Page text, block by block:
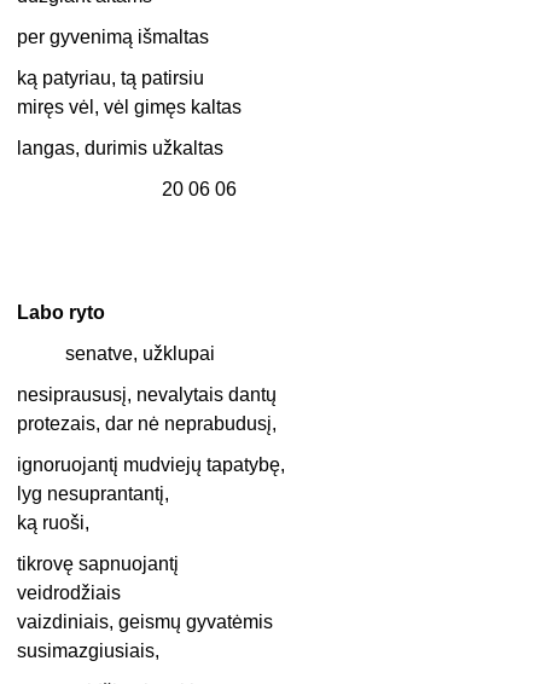
per gyvenimą išmaltas
ką patyriau, tą patirsiu
miręs vėl, vėl gimęs kaltas
langas, durimis užkaltas
20 06 06
Labo ryto
senatve, užklupai
nesipraususį, nevalytais dantų
protezais, dar nė neprabudusį,
ignoruojantį mudviejų tapatybę,
lyg nesuprantantį,
ką ruoši,
tikrovę sapnuojantį
veidrodžiais
vaizdiniais, geismų gyvatėmis
susimazgiusiais,